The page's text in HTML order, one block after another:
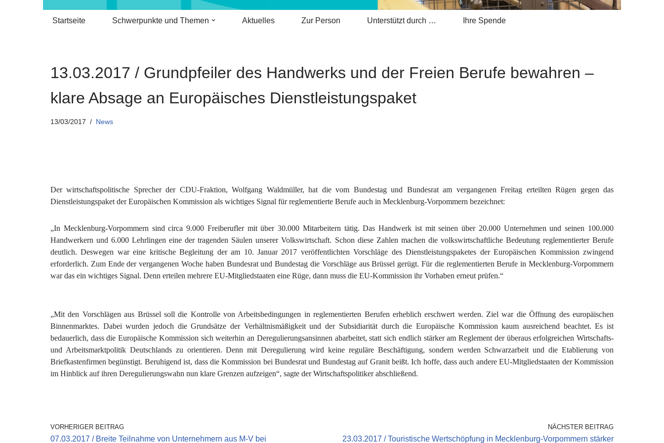
Startseite Schwerpunkte und Themen Aktuelles Zur Person Unterstützt durch … Ihre Spende
13.03.2017 / Grundpfeiler des Handwerks und der Freien Berufe bewahren –
klare Absage an Europäisches Dienstleistungspaket
13/03/2017 News
Der wirtschaftspolitische Sprecher der CDU-Fraktion, Wolfgang Waldmüller, hat die vom Bundestag und Bundesrat am vergangenen Freitag erteilten Rügen gegen das
Dienstleistungspaket der Europäischen Kommission als wichtiges Signal für reglementierte Berufe auch in Mecklenburg-Vorpommern bezeichnet:
„In Mecklenburg-Vorpommern sind circa 9.000 Freiberufler mit über 30.000 Mitarbeitern tätig. Das Handwerk ist mit seinen über 20.000 Unternehmen und seinen 100.000
Handwerkern und 6.000 Lehrlingen eine der tragenden Säulen unserer Volkswirtschaft. Schon diese Zahlen machen die volkswirtschaftliche Bedeutung reglementierter Berufe
deutlich. Deswegen war eine kritische Begleitung der am 10. Januar 2017 veröffentlichten Vorschläge des Dienstleistungspaketes der Europäischen Kommission zwingend
erforderlich. Zum Ende der vergangenen Woche haben Bundesrat und Bundestag die Vorschläge aus Brüssel gerügt. Für die reglementierten Berufe in Mecklenburg-Vorpommern
war das ein wichtiges Signal. Denn erteilen mehrere EU-Mitgliedstaaten eine Rüge, dann muss die EU-Kommission ihr Vorhaben erneut prüfen.“
„Mit den Vorschlägen aus Brüssel soll die Kontrolle von Arbeitsbedingungen in reglementierten Berufen erheblich erschwert werden. Ziel war die Öffnung des europäischen
Binnenmarktes. Dabei wurden jedoch die Grundsätze der Verhältnismäßigkeit und der Subsidiarität durch die Europäische Kommission kaum ausreichend beachtet. Es ist
bedauerlich, dass die Europäische Kommission sich weiterhin an Deregulierungsansinnen abarbeitet, statt sich endlich stärker am Reglement der überaus erfolgreichen Wirtschafts-
und Arbeitsmarktpolitik Deutschlands zu orientieren. Denn mit Deregulierung wird keine reguläre Beschäftigung, sondern werden Schwarzarbeit und die Etablierung von
Briefkastenfirmen begünstigt. Beruhigend ist, dass die Kommission bei Bundesrat und Bundestag auf Granit beißt. Ich hoffe, dass auch andere EU-Mitgliedstaaten der Kommission
im Hinblick auf ihren Deregulierungswahn nun klare Grenzen aufzeigen“, sagte der Wirtschaftspolitiker abschließend.
VORHERIGER BEITRAG
07.03.2017 / Breite Teilnahme von Unternehmern aus M-V bei
NÄCHSTER BEITRAG
23.03.2017 / Touristische Wertschöpfung in Mecklenburg-Vorpommern stärker